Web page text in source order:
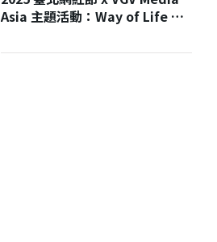
Asia 主題活動：Way of Life 這